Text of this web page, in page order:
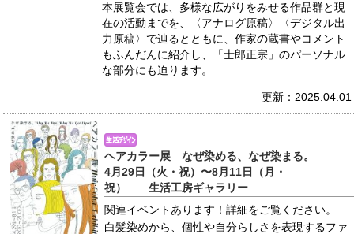
本展覧会では、多様な広がりをみせる作品群と現
在の活動までを、〈アナログ原稿〉〈デジタル出
力原稿〉で辿るとともに、作家の蔵書やコメント
もふんだんに紹介し、「士郎正宗」のパーソナル
な部分にも迫ります。
更新：2025.04.01
ヘアカラー展 なぜ染める、なぜ染まる。
4月29日（火・祝）〜8月11日（月・
祝） 生活工房ギャラリー
関連イベントあります！詳細をご覧ください。
白髪染めから、個性や自分らしさを表現するファ